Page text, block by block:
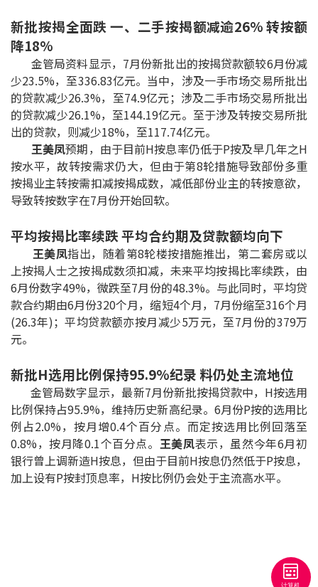
下载中心
按揭全面睇
新闻/研究
公司动态
按市新闻
按揭快趣智识
按揭智库
楼按专栏
实时银行资讯
装修·保险优惠
免费装修转介服务
新批按揭全面跌 一、二手按揭额减逾26% 转按额
降18%
金管局资料显示，7月份新批出的按揭贷款额较6月份减
少23.5%，至336.83亿元。当中，涉及一手市场交易所批出
的贷款减少26.3%，至74.9亿元；涉及二手市场交易所批出
的贷款减少26.1%，至144.19亿元。至于涉及转按交易所批
出的贷款，则减少18%，至117.74亿元。
王美凤预期，由于目前H按息率仍低于P按及早几年之H
按水平，故转按需求仍大，但由于第8轮措施导致部份多重
按揭业主转按需扣减按揭成数，减低部份业主的转按意欲，
导致转按数字在7月份开始回软。
平均按揭比率续跌 平均合约期及贷款额均向下
王美凤指出，随着第8轮楼按措施推出，第二套房或以
上按揭人士之按揭成数须扣减，未来平均按揭比率续跌，由
6月份数字49%，微跌至7月份的48.3%。与此同时，平均贷
款合约期由6月份320个月，缩短4个月，7月份缩至316个月
(26.3年)；平均贷款额亦按月减少5万元，至7月份的379万
元。
新批H选用比例保持95.9%纪录 料仍处主流地位
金管局数字显示，最新7月份新批按揭贷款中，H按选用
比例保持占95.9%，维持历史新高纪录。6月份P按的选用比
例占2.0%，按月增0.4个百分点。而定按选用比例回落至
0.8%，按月降0.1个百分点。 王美凤表示，虽然今年6月初
银行曾上调新造H按息，但由于目前H按息仍然低于P按息，
加上设有P按封顶息率，H按比例仍会处于主流高水平。